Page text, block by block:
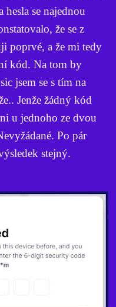
se najednou
že se z
poprvé, a že mi tedy
kód. Na tom by
jsem se s tím na
Jenže žádný kód
u jednoho ze dvou
Po pár
stejný.